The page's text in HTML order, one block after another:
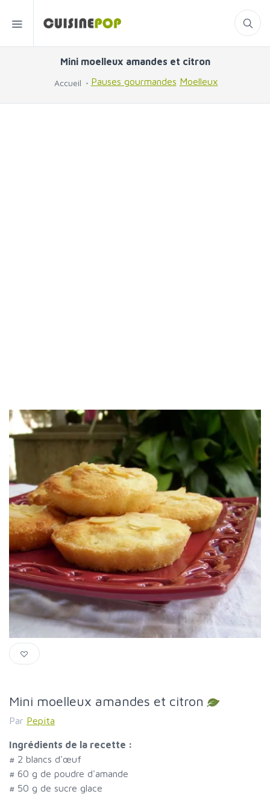
Mini moelleux amandes et citron
Accueil Pauses gourmandes Moelleux
Mini moelleux amandes et citron
Par Pepita
Ingrédients de la recette :
# 2 blancs d'œuf
# 60 g de poudre d'amande
# 50 g de sucre glace